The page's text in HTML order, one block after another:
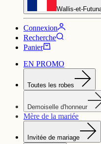
Wallis-et-
Connexion
Recherche
Panier
EN PROMO
Toutes les robes
Demoiselle d'honneur
Mère de la mariée
Invitée de mariage